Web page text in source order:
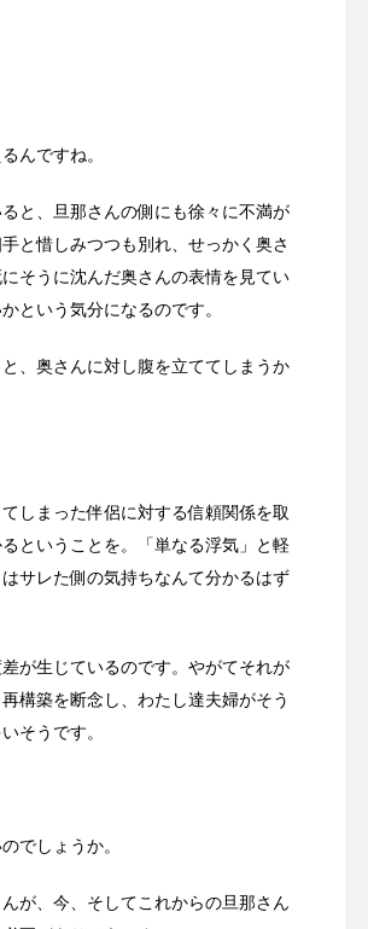
んですね。
と、旦那さんの側にも徐々に不満が
と惜しみつつも別れ、せっかく奥さ
そうに沈んだ奥さんの表情を見てい
という気分になるのです。
、奥さんに対し腹を立ててしまうか
しまった伴侶に対する信頼関係を取
ということを。「単なる浮気」と軽
サレた側の気持ちなんて分かるはず
が生じているのです。やがてそれが
構築を断念し、わたし達夫婦がそう
そうです。
でしょうか。
が、今、そしてこれからの旦那さん